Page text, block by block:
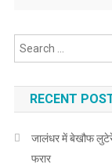
RECENT
जालंधर में बेखौफ
फरार